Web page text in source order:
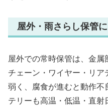
屋外・雨さらし保管
屋外での常時保管は、金属
チェーン・ワイヤー・リア
弱く、腐食が進むと動作不
テリーも高温・低温・直射